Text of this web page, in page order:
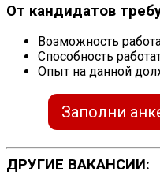
От кандидатов
Возможность
Способность
Опыт на данной
Заполни
ДРУГИЕ ВАКАНСИИ: